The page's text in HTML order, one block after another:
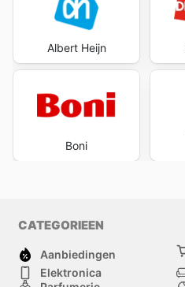
Albert Heijn
Boni
CATEGORIEEN
Aanbiedingen
Elektronica